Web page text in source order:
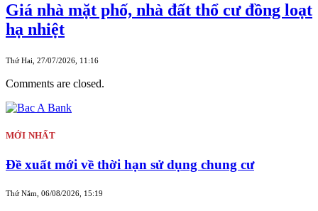
Giá nhà mặt phố, nhà đất thổ cư đồng loạt
hạ nhiệt
Thứ Hai, 27/07/2026, 11:16
Comments are closed.
MỚI NHẤT
Đề xuất mới về thời hạn sử dụng chung cư
Thứ Năm, 06/08/2026, 15:19